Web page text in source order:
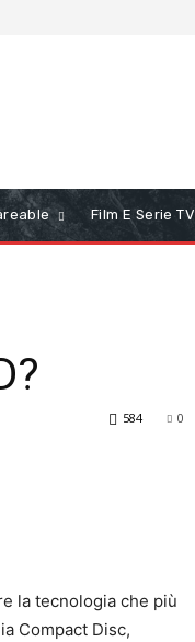
Film E Serie TV
0
584
la tecnologia che più
Compact Disc,